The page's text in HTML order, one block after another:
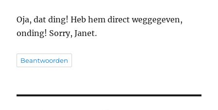
Oja, dat ding! Heb hem direct weggegeven,
onding! Sorry, Janet.
Beantwoorden